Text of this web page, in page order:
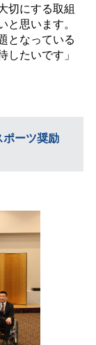
切にする取組
思います。
となっている
たいです」
ーツ奨励